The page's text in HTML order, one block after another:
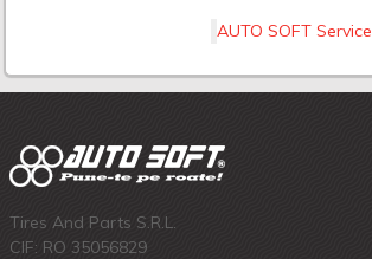
AUTO SOFT Service
Tires And Parts S.R.L.
CIF: RO 35056829